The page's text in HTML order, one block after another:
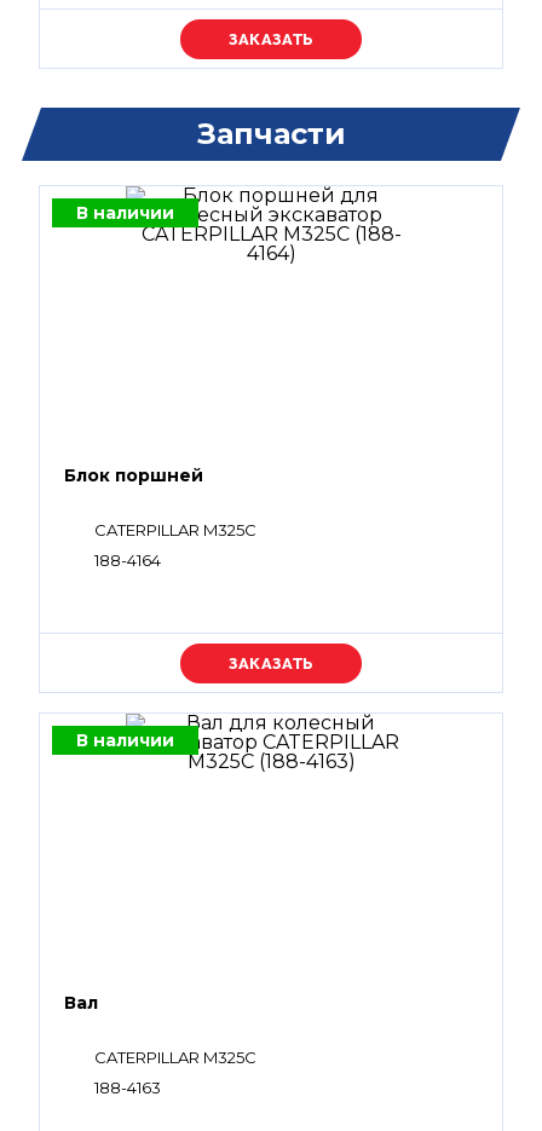
Уточняйте цену
Запчасти
В наличии
Блок поршней
CATERPILLAR M325C
188-4164
Уточняйте цену
В наличии
Вал
CATERPILLAR M325C
188-4163